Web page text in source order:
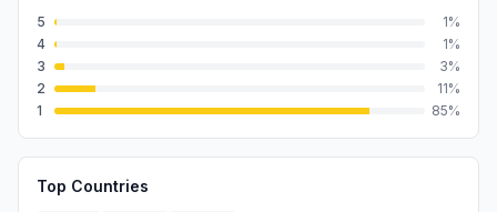
5
1%
4
1%
3
3%
2
11%
1
85%
Top Countries